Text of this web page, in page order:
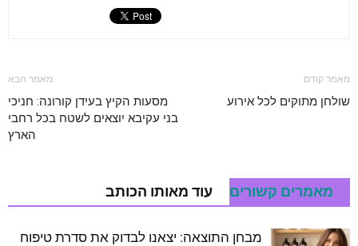
מאמר קודם
שולחן מתוקים לכל אירוע
מאמר הבא
מסעות הקיץ בעידן קורונה: חניכי
בני עקיבא יוצאים לשטח בכל רחבי
הארץ
מאמרים קשורים עוד מאותו הכותב
מבחן התוצאה: יצאנו לבדוק את סדרת טיפוח